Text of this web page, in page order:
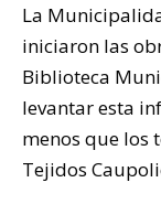
La
iniciaron las
Biblioteca
levantar esta
menos que los
Tejidos